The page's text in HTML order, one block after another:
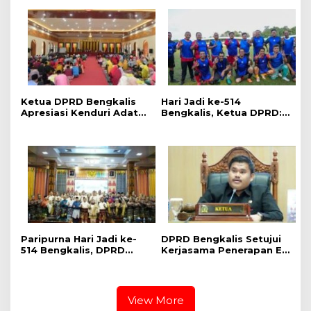
Penguatan Pertahanan
Wilayah
Cek Langsung Rudal
57
Ketua DPRD Bengkalis
Apresiasi Kenduri Adat
Melayu
Hari Jadi ke-514
Bengkalis, Ketua DPRD:
Sinergi
Paripurna Hari Jadi ke-
514 Bengkalis, DPRD
DPRD Bengkalis Setujui
Kerjasama Penerapan E-
View More